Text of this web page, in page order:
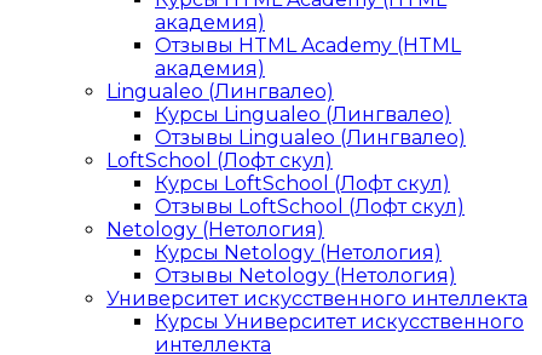
академия)
Отзывы HTML Academy (HTML
академия)
Lingualeo (Лингвалео)
Курсы Lingualeo (Лингвалео)
Отзывы Lingualeo (Лингвалео)
LoftSchool (Лофт скул)
Курсы LoftSchool (Лофт скул)
Отзывы LoftSchool (Лофт скул)
Netology (Нетология)
Курсы Netology (Нетология)
Отзывы Netology (Нетология)
Университет искусственного интеллекта
Курсы Университет искусственного
интеллекта